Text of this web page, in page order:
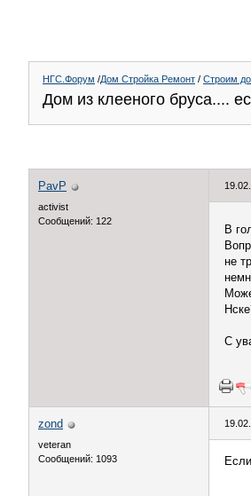
НГС.Форум /Дом Стройка Ремонт / Строим
Дом из клееного бруса....
PavP
activist
Сообщений: 122
В
не
С
zond
veteran
Сообщений: 1093